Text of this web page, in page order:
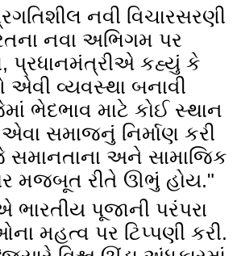
નવી વિચારસરણી
નવા અભિગમ પર
પ્રધાનમંત્રીએ કહ્યું કે
વ્યવસ્થા બનાવી
ભેદભાવ માટે કોઈ સ્થાન
સમાજનું નિર્માણ કરી
સમાનતાના અને સામાજિક
મજબૂત રીતે ઊભું હોય."
ભારતીય પૂજાની પરંપરા
મહત્વ પર ટિપ્પણી કરી.